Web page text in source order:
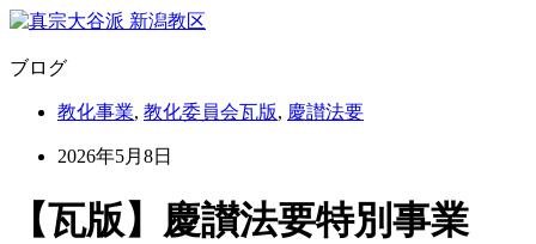
ブログ
教化事業, 教化委員会瓦版, 慶讃法要
2026年5月8日
【瓦版】慶讃法要特別事業